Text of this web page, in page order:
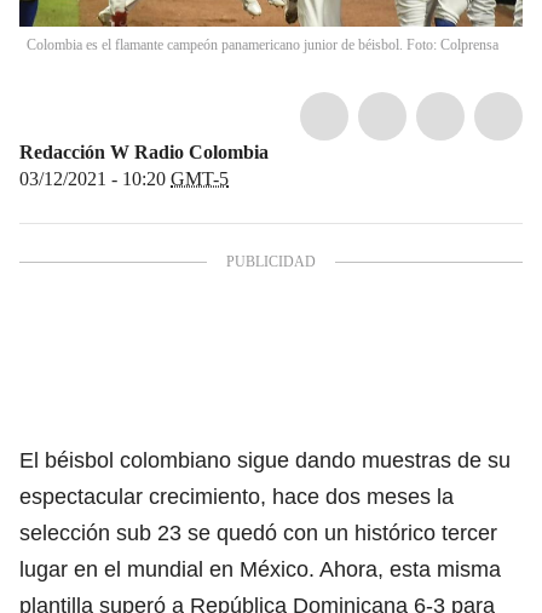
Colombia es el flamante campeón panamericano junior de béisbol. Foto: Colprensa
Redacción W Radio Colombia
03/12/2021 - 10:20 GMT-5
El béisbol colombiano sigue dando muestras de su
espectacular crecimiento, hace dos meses la
selección sub 23 se quedó con un histórico tercer
lugar en el mundial en México. Ahora, esta misma
plantilla superó a República Dominicana 6-3 para